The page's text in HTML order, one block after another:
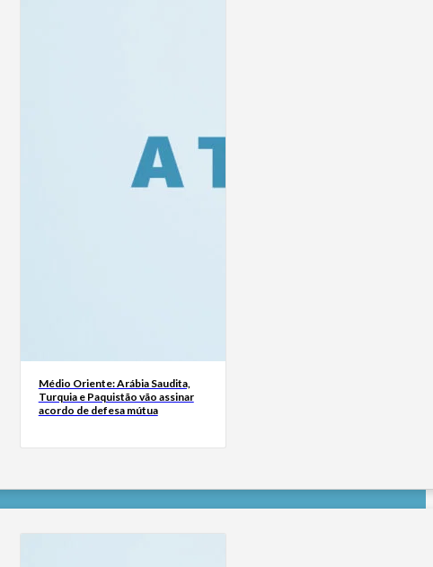
Médio Oriente: Arábia Saudita,
Turquia e Paquistão vão assinar
acordo de defesa mútua